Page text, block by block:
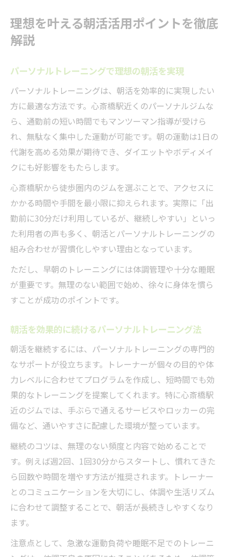
理想を叶える朝活活用ポイントを徹底
解説
パーソナルトレーニングで理想の朝活を実現
パーソナルトレーニングは、朝活を効率的に実現したい
方に最適な方法です。心斎橋駅近くのパーソナルジムな
ら、通勤前の短い時間でもマンツーマン指導が受けら
れ、無駄なく集中した運動が可能です。朝の運動は1日の
代謝を高める効果が期待でき、ダイエットやボディメイ
クにも好影響をもたらします。
心斎橋駅から徒歩圏内のジムを選ぶことで、アクセスに
かかる時間や手間を最小限に抑えられます。実際に「出
勤前に30分だけ利用しているが、継続しやすい」といっ
た利用者の声も多く、朝活とパーソナルトレーニングの
組み合わせが習慣化しやすい理由となっています。
ただし、早朝のトレーニングには体調管理や十分な睡眠
が重要です。無理のない範囲で始め、徐々に身体を慣ら
すことが成功のポイントです。
朝活を効果的に続けるパーソナルトレーニング法
朝活を継続するには、パーソナルトレーニングの専門的
なサポートが役立ちます。トレーナーが個々の目的や体
力レベルに合わせてプログラムを作成し、短時間でも効
果的なトレーニングを提案してくれます。特に心斎橋駅
近のジムでは、手ぶらで通えるサービスやロッカーの完
備など、通いやすさに配慮した環境が整っています。
継続のコツは、無理のない頻度と内容で始めることで
す。例えば週2回、1回30分からスタートし、慣れてきた
ら回数や時間を増やす方法が推奨されます。トレーナー
とのコミュニケーションを大切にし、体調や生活リズム
に合わせて調整することで、朝活が長続きしやすくなり
ます。
注意点として、急激な運動負荷や睡眠不足でのトレーニ